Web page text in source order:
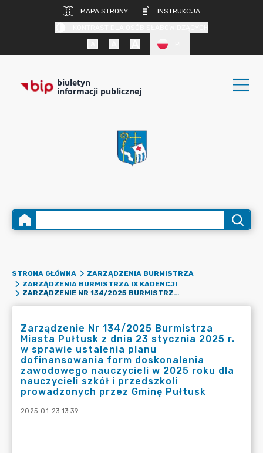
MAPA STRONY
INSTRUKCJA
biuletyn
informacji publicznej
STRONA GŁÓWNA
ZARZĄDZENIA BURMISTRZA
ZARZĄDZENIA BURMISTRZA IX KADENCJI
ZARZĄDZENIE NR 134/2025 BURMISTRZA MIASTA PUŁTUSK Z DNIA 23 STYCZNIA 2025 R. W SPRAWIE USTALENIA PLANU DOFINANSOWANIA FORM DOSKONALENIA ZAWODOWEGO NAUCZYCIELI W 2025 ROKU DLA NAUCZYCIELI SZKÓŁ I PRZEDSZKOLI PROWADZONYCH PRZEZ GMINĘ PUŁTUSK
Zarządzenie Nr 134/2025 Burmistrza
Miasta Pułtusk z dnia 23 stycznia 2025 r.
w sprawie ustalenia planu
dofinansowania form doskonalenia
zawodowego nauczycieli w 2025 roku dla
nauczycieli szkół i przedszkoli
prowadzonych przez Gminę Pułtusk
2025-01-23 13:39